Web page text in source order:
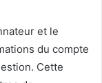
et le
du compte
Cette